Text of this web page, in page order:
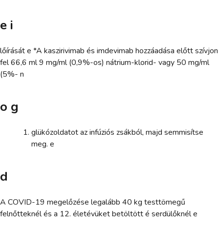
e i
lőírását e *A kaszirivimab és imdevimab hozzáadása előtt szívjon
fel 66,6 ml 9 mg/ml (0,9%-os) nátrium-klorid- vagy 50 mg/ml
(5%- n
o g
glükózoldatot az infúziós zsákból, majd semmisítse
meg. e
d
A COVID-19 megelőzése legalább 40 kg testtömegű
felnőtteknél és a 12. életévüket betöltött é serdülőknél e